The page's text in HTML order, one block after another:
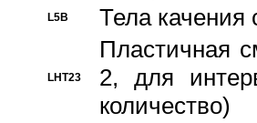
L5B Тела
LHT23
Пластичная
2, для
количество)